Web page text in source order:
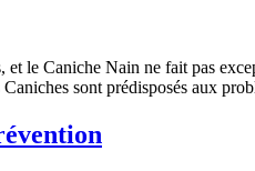
le Caniche Nain ne fait pas
sont prédisposés aux